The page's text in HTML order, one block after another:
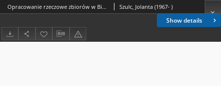
Show details
Opracowanie rzeczowe zbiorów w Bibliotece Wyższego Śląskiego Seminarium Duchownego w Katowicach Szulc, Jolanta (1967- )